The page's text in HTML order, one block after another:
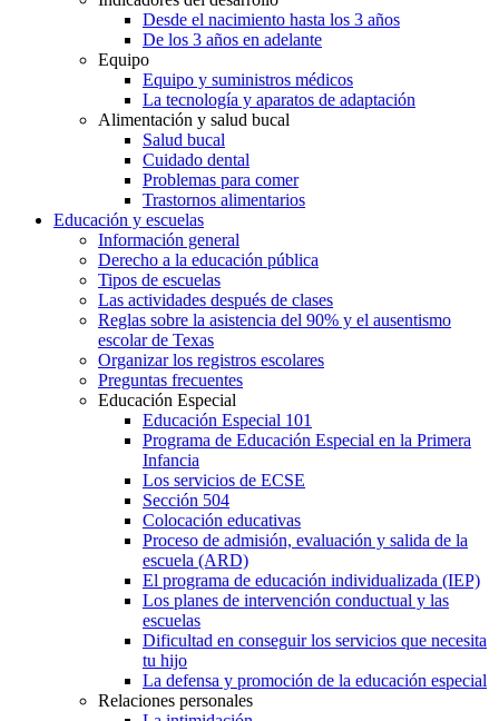
Desde el nacimiento hasta los 3 años
De los 3 años en adelante
Equipo
Equipo y suministros médicos
La tecnología y aparatos de adaptación
Alimentación y salud bucal
Salud bucal
Cuidado dental
Problemas para comer
Trastornos alimentarios
Educación y escuelas
Información general
Derecho a la educación pública
Tipos de escuelas
Las actividades después de clases
Reglas sobre la asistencia del 90% y el ausentismo
escolar de Texas
Organizar los registros escolares
Preguntas frecuentes
Educación Especial
Educación Especial 101
Programa de Educación Especial en la Primera
Infancia
Los servicios de ECSE
Sección 504
Colocación educativas
Proceso de admisión, evaluación y salida de la
escuela (ARD)
El programa de educación individualizada (IEP)
Los planes de intervención conductual y las
escuelas
Dificultad en conseguir los servicios que necesita
tu hijo
La defensa y promoción de la educación especial
Relaciones personales